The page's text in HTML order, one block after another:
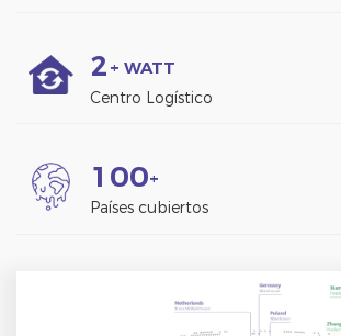
2 + WATT
Centro Logístico
1 00+
Países cubiertos